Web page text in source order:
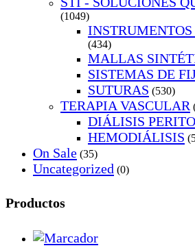
(1049)
(434)
MALLAS
SISTEMAS DE
SUTURAS (530)
TERAPIA VASCULAR
DIÁLISIS
HEMODIÁLISIS
On Sale (35)
Uncategorized (0)
Productos